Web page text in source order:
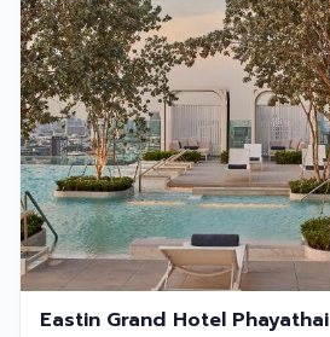
Eastin Grand Hotel Phayathai